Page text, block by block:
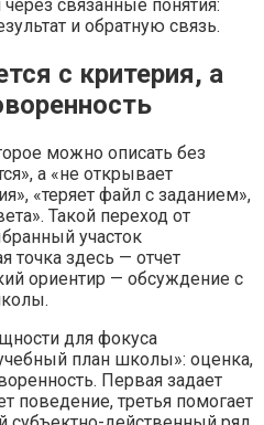
связанные понятия:
и обратную связь.
с критерия, а
можно описать без
а «не открывает
«теряет файл с заданием»,
Такой переход от
участок
точка здесь — отчет
ориентир — обсуждение с
для фокуса
план школы»: оценка,
Первая задает
поведение, третья помогает